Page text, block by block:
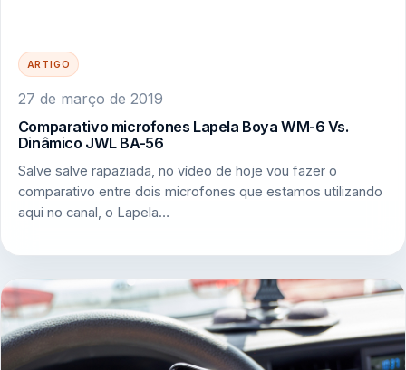
ARTIGO
27 de março de 2019
Comparativo microfones Lapela Boya WM-6 Vs.
Dinâmico JWL BA-56
Salve salve rapaziada, no vídeo de hoje vou fazer o
comparativo entre dois microfones que estamos utilizando
aqui no canal, o Lapela…